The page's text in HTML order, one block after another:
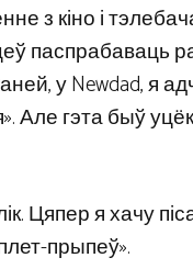
з кіно і
паспрабаваць
у Newdad, я
Але гэта быў
Цяпер я хачу
прыпеў».